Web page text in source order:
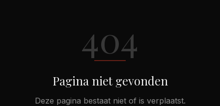
404
Pagina niet gevonden
Deze pagina bestaat niet of is verplaatst.